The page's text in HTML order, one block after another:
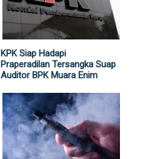
KPK Siap Hadapi
Praperadilan Tersangka Suap
Auditor BPK Muara Enim